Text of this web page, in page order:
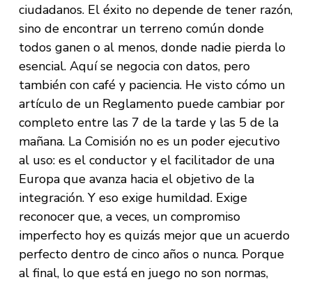
ciudadanos. El éxito no depende de tener razón,
sino de encontrar un terreno común donde
todos ganen o al menos, donde nadie pierda lo
esencial. Aquí se negocia con datos, pero
también con café y paciencia. He visto cómo un
artículo de un Reglamento puede cambiar por
completo entre las 7 de la tarde y las 5 de la
mañana. La Comisión no es un poder ejecutivo
al uso: es el conductor y el facilitador de una
Europa que avanza hacia el objetivo de la
integración. Y eso exige humildad. Exige
reconocer que, a veces, un compromiso
imperfecto hoy es quizás mejor que un acuerdo
perfecto dentro de cinco años o nunca. Porque
al final, lo que está en juego no son normas,